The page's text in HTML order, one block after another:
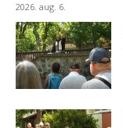
2026. aug. 6.